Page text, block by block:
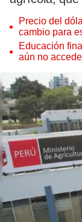
Precio del
cambio para
Educación
aún no